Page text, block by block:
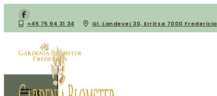
+45 75 94 31 34 ​Gl. Landevej 30, Erritsø 7000 Fredericia